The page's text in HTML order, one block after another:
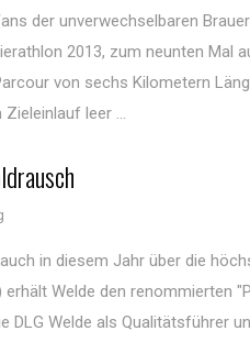
der unverwechselbaren
2013, zum neunten
von sechs Kilometern
leer ...
in diesem Jahr über die
Welde den renommierten
DLG Welde als Qualitätsführer